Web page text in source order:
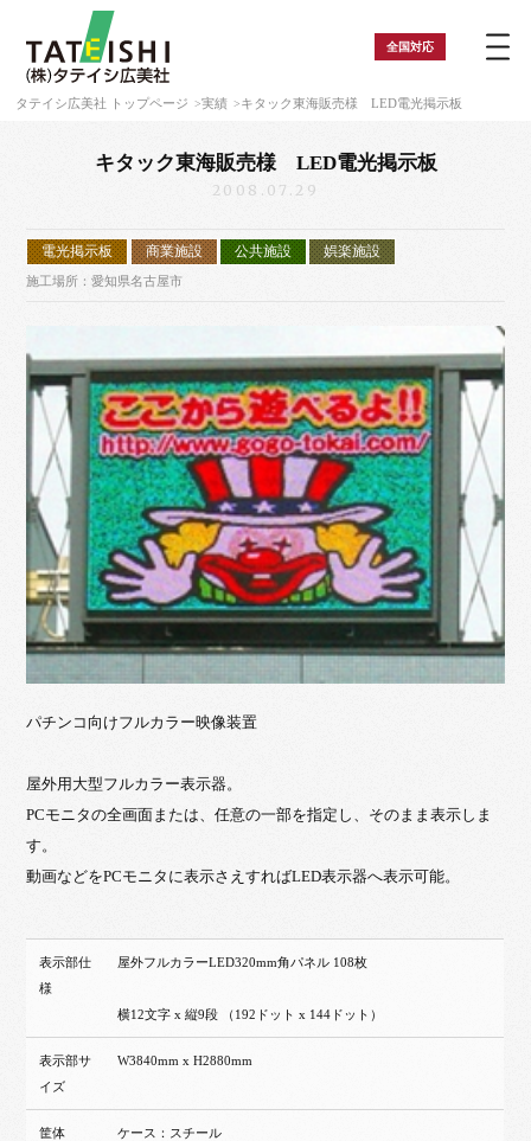
全国対応
タテイシ広美社 トップページ 実績 キタック東海販売様 LED電光掲示板
キタック東海販売様 LED電光掲示板
2008.07.29
電光掲示板 商業施設 公共施設 娯楽施設
施工場所：愛知県名古屋市
パチンコ向けフルカラー映像装置
屋外用大型フルカラー表示器。
PCモニタの全画面または、任意の一部を指定し、そのまま表示しま
す。
動画などをPCモニタに表示さえすればLED表示器へ表示可能。
表示部仕
様
屋外フルカラーLED320mm角パネル 108枚
横12文字 x 縦9段 （192ドット x 144ドット）
表示部サ
イズ
W3840mm x H2880mm
筐体 ケース：スチール